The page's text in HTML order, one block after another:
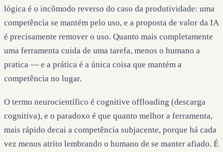
lógica é o incômodo reverso do caso da produtividade: uma
competência se mantém pelo uso, e a proposta de valor da IA
é precisamente remover o uso. Quanto mais completamente
uma ferramenta cuida de uma tarefa, menos o humano a
pratica — e a prática é a única coisa que mantém a
competência no lugar.
O termo neurocientífico é cognitive offloading (descarga
cognitiva), e o paradoxo é que quanto melhor a ferramenta,
mais rápido decai a competência subjacente, porque há cada
vez menos atrito lembrando o humano de se manter afiado. É